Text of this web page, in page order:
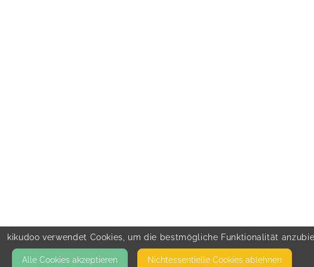
kikudoo verwendet Cookies, um die bestmögliche Funktionalität
Alle Cookies akzeptieren Nicht­essentielle Cookies ablehnen